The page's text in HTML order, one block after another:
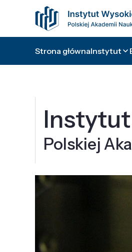
Strona głównaInstytut
Polskiej